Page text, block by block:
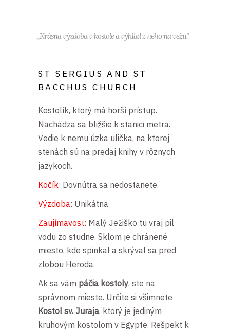
,,Krásna výzdoba v kostole a výhľad z neho na vežu.”
ST SERGIUS AND ST
BACCHUS CHURCH
Kostolík, ktorý má horší prístup.
Nachádza sa bližšie k stanici metra.
Vedie k nemu úzka ulička, na ktorej
stenách sú na predaj knihy v rôznych
jazykoch.
Kočík: Dovnútra sa nedostanete.
Výzdoba: Unikátna
Zaujímavosť: Malý Ježiško tu vraj pil
vodu zo studne. Sklom je chránené
miesto, kde spinkal a skrýval sa pred
zlobou Heroda.
Ak sa vám páčia kostoly, ste na
správnom mieste. Určite si všimnete
Kostol sv. Juraja, ktorý je jediným
kruhovým kostolom v Egypte. Rešpekt k